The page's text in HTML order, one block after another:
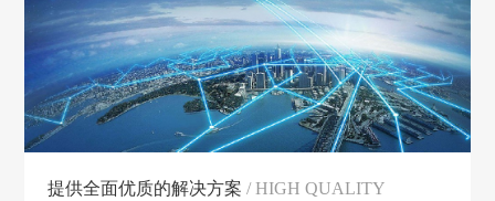
提供全面优质的解决方案 / HIGH QUALITY